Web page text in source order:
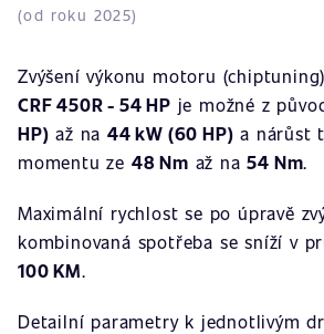
(od roku 2025)
Zvýšení výkonu motoru
CRF 450R - 54 HP je možné z
HP) až na44 kW (60 HP) a nárůst
momentu ze 48 Nm až na54 Nm.
Maximální rychlost se po úpravě
kombinovaná spotřeba se sníží v
100 KM.
Detailní parametry k jednotlivým